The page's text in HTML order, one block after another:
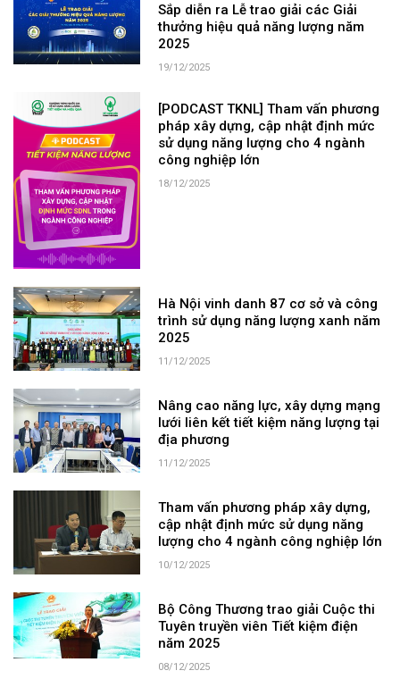
Sắp diễn ra Lễ trao giải các Giải
thưởng hiệu quả năng lượng năm
2025
19/12/2025
[PODCAST TKNL] Tham vấn phương
pháp xây dựng, cập nhật định mức
sử dụng năng lượng cho 4 ngành
công nghiệp lớn
18/12/2025
Hà Nội vinh danh 87 cơ sở và công
trình sử dụng năng lượng xanh năm
2025
11/12/2025
Nâng cao năng lực, xây dựng mạng
lưới liên kết tiết kiệm năng lượng tại
địa phương
11/12/2025
Tham vấn phương pháp xây dựng,
cập nhật định mức sử dụng năng
lượng cho 4 ngành công nghiệp lớn
10/12/2025
Bộ Công Thương trao giải Cuộc thi
Tuyên truyền viên Tiết kiệm điện
năm 2025
08/12/2025